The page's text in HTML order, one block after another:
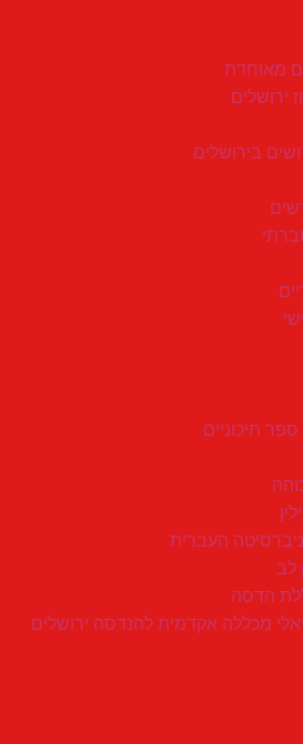
מאוחדת
ירושלים
בירושלים
תיכוניים
העברית
לב
הדסה
מכללה אקדמית להנדסה ירושלים